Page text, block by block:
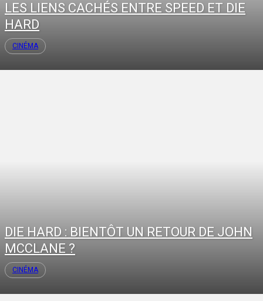
LES LIENS CACHÉS ENTRE SPEED ET DIE
HARD
CINÉMA
DIE HARD : BIENTÔT UN RETOUR DE JOHN
MCCLANE ?
CINÉMA